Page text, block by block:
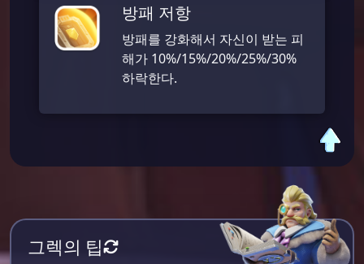
방패 저항
방패를 강화해서 자신이 받는 피
해가 10%/15%/20%/25%/30%
하락한다.
그렉의 팁